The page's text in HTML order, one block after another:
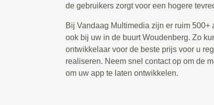
de gebruikers zorgt voor een hogere
Bij Vandaag Multimedia zijn er ruim 500+
ook bij uw in de buurt Woudenberg. Zo
ontwikkelaar voor de beste prijs voor u
realiseren. Neem snel contact op om de
om uw app te laten ontwikkelen.